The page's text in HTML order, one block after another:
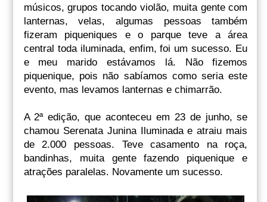
músicos, grupos tocando violão, muita gente com
lanternas, velas, algumas pessoas também
fizeram piqueniques e o parque teve a área
central toda iluminada, enfim, foi um sucesso. Eu
e meu marido estávamos lá. Não fizemos
piquenique, pois não sabíamos como seria este
evento, mas levamos lanternas e chimarrão.
A 2ª edição, que aconteceu em 23 de junho, se
chamou Serenata Junina Iluminada e atraiu mais
de 2.000 pessoas. Teve casamento na roça,
bandinhas, muita gente fazendo piquenique e
atrações paralelas. Novamente um sucesso.